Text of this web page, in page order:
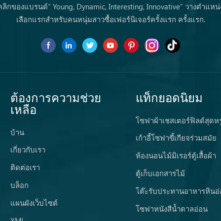
กของแบรนด์“ Young, Dynamic, Interesting, Innovative” วางตำแห
เลือกแรกสำหรับคนหนุ่มสาวซื้อเฟอร์นิเจอร์ครั้งแรก ครั้งแรก.
ต้องการความช่วย
เหลือ
บ้าน
เกี่ยวกับเรา
ติดต่อเรา
บล็อก
แผนผังเว็บไซต์
แท็กยอดนิยม
โซฟาผ้าเชสเตอร์ฟิลด์สุดห
เก้าอี้โซฟาขี้เกียจร่วมสมัย
ห้องนอนไม้มิเรอร์ตู้เสื้อผ้า
ตู้เก็บเอกสารไม้
โต๊ะรับประทานอาหารหิน
โซฟาหนังสีน้ำตาลอ่อน